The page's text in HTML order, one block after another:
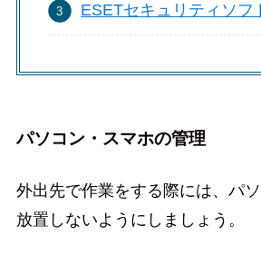
ESETセキュリティソフ
パソコン・スマホの管理
外出先で作業をする際には、パ
放置しないようにしましょう。